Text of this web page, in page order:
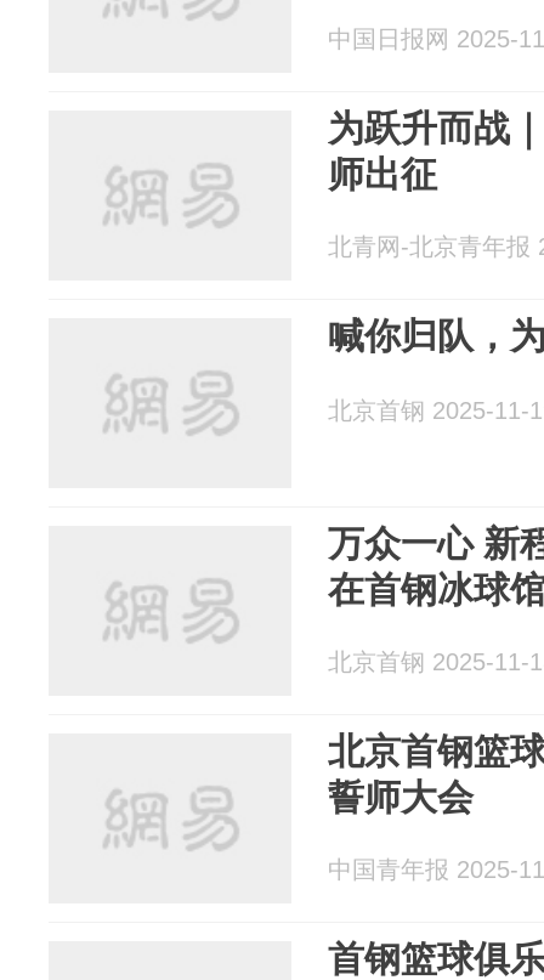
中国日报网 2025-
为跃升而战
师出征
北青网-北京青年报
喊你归队，
北京首钢 2025-11-
万众一心 新
在首钢冰球
北京首钢 2025-11-
北京首钢篮
誓师大会
中国青年报 2025-
首钢篮球俱